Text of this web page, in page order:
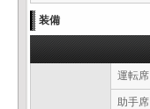
装備
運転席
助手席